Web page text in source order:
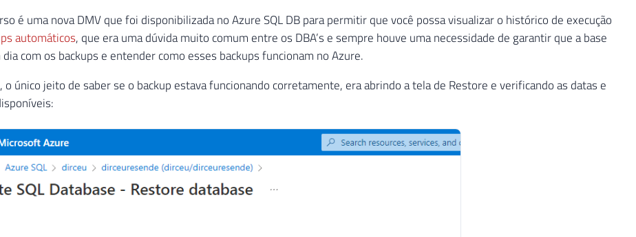
é uma nova DMV que foi disponibilizada no Azure SQL DB para permitir que você possa visualizar o histórico de execução
automáticos, que era uma dúvida muito comum entre os DBA’s e sempre houve uma necessidade de garantir que a base
com os backups e entender como esses backups funcionam no Azure.
o único jeito de saber se o backup estava funcionando corretamente, era abrindo a tela de Restore e verificando as datas e